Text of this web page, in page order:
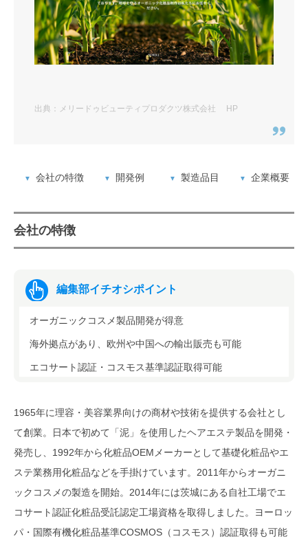
出典：メリードゥビューティプロダクツ株式会社 HP
会社の特徴 開発例 製造品目 企業概要
会社の特徴
編集部イチオシポイント
オーガニックコスメ製品開発が得意
海外拠点があり、欧州や中国への輸出販売も可能
エコサート認証・コスモス基準認証取得可能
1965年に理容・美容業界向けの商材や技術を提供する会社とし
て創業。日本で初めて「泥」を使用したヘアエステ製品を開発・
発売し、1992年から化粧品OEMメーカーとして基礎化粧品やエ
ステ業務用化粧品などを手掛けています。2011年からオーガニ
ックコスメの製造を開始。2014年には茨城にある自社工場でエ
コサート認証化粧品受託認定工場資格を取得しました。ヨーロッ
パ・国際有機化粧品基準COSMOS（コスモス）認証取得も可能